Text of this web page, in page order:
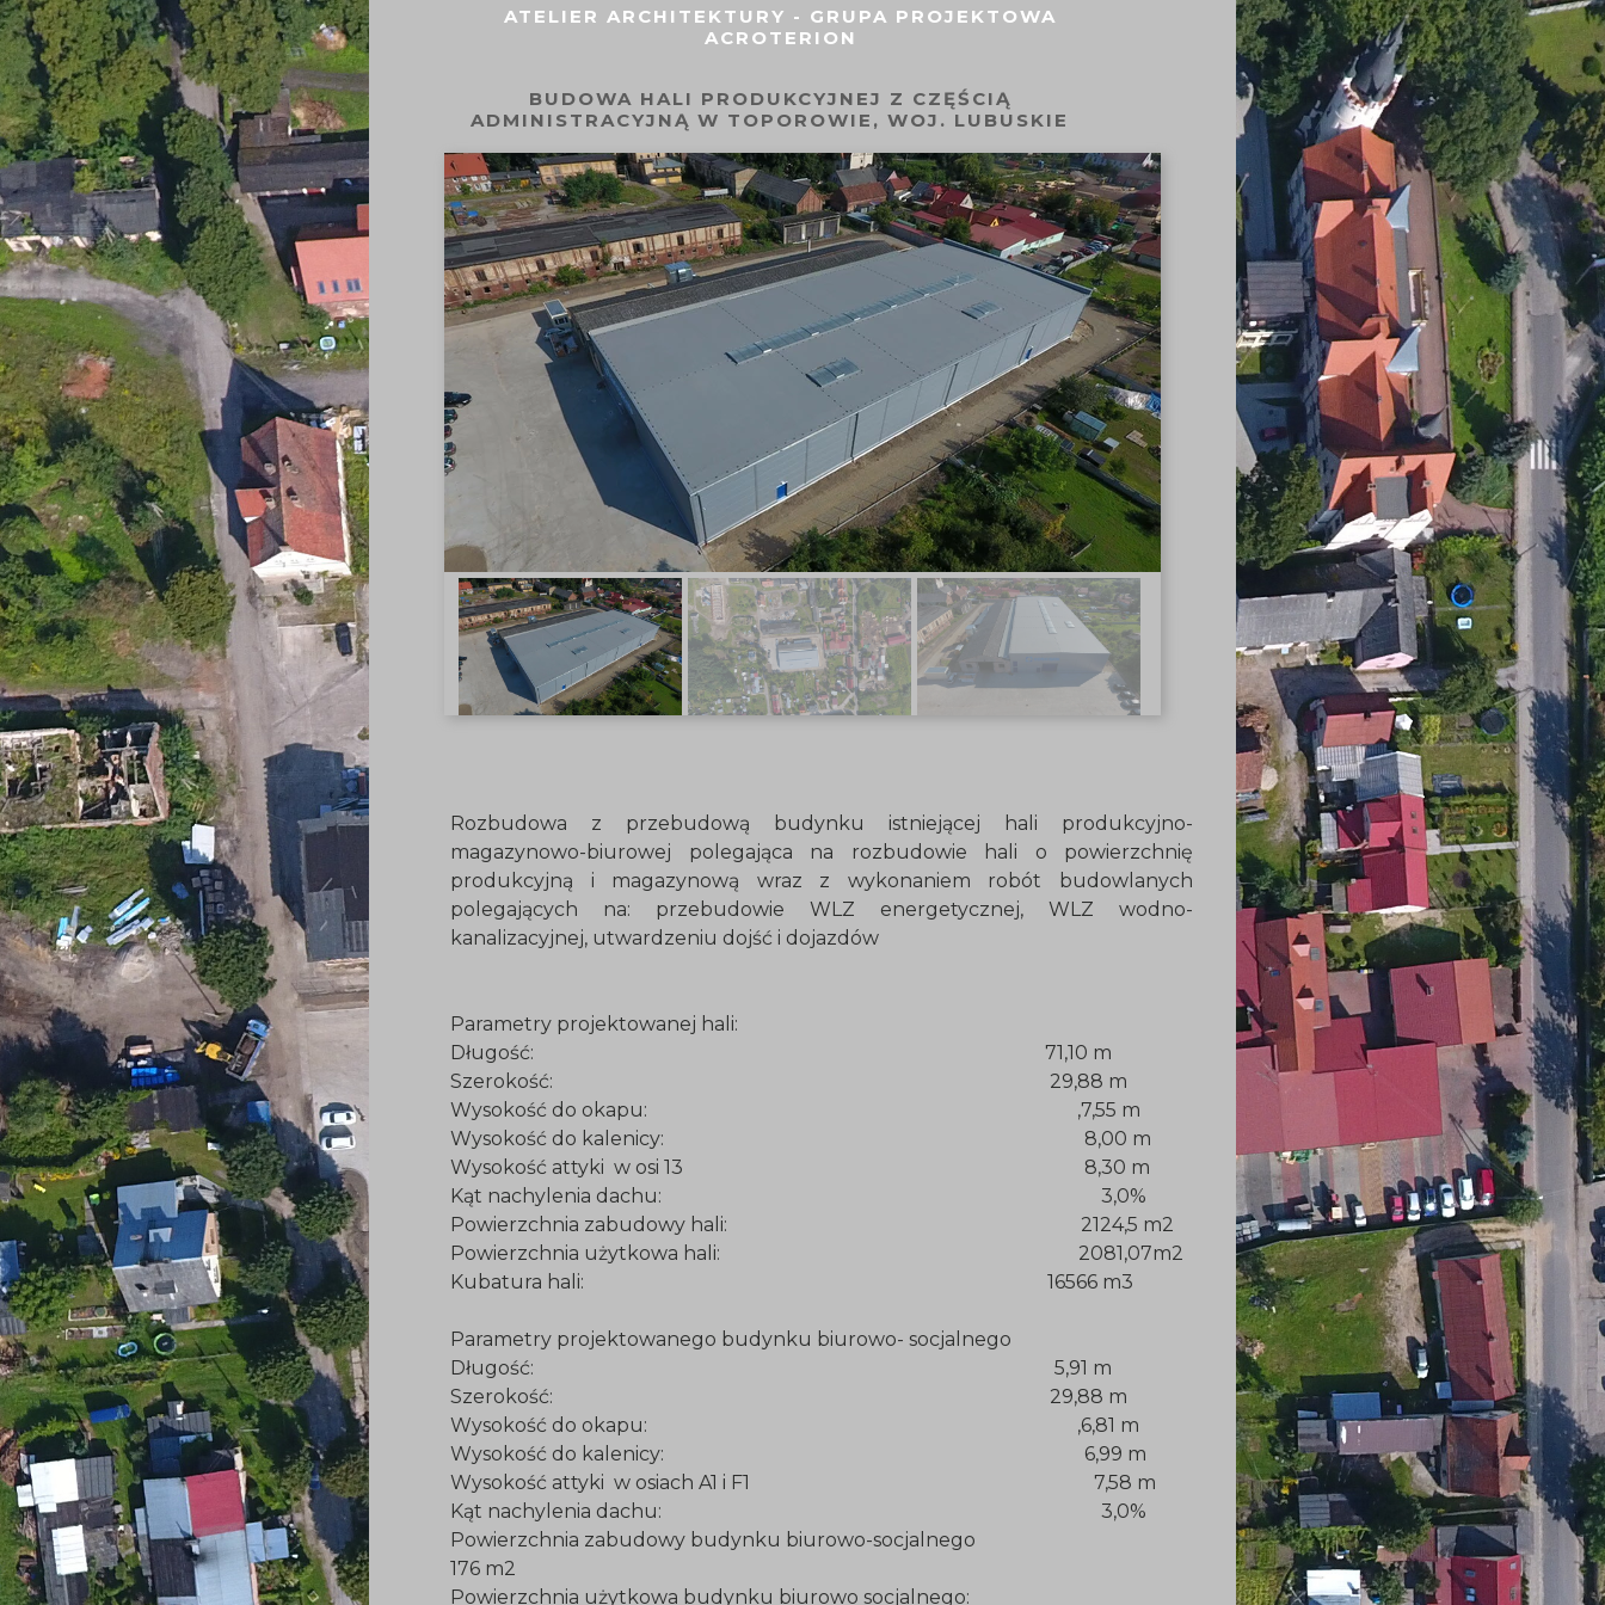
Rozbudowa z przebudową budynku istniejącej hali produkcyjno-
magazynowo-biurowej polegająca na rozbudowie hali o powierzchnię
produkcyjną i magazynową wraz z wykonaniem robót budowlanych
polegających na: przebudowie WLZ energetycznej, WLZ wodno-
kanalizacyjnej, utwardzeniu dojść i dojazdów
Parametry projektowanej hali:
Długość: 71,10 m
Szerokość: 29,88 m
Wysokość do okapu: ,7,55 m
Wysokość do kalenicy: 8,00 m
Wysokość attyki w osi 13 8,30 m
Kąt nachylenia dachu: 3,0%
Powierzchnia zabudowy hali: 2124,5 m2
Powierzchnia użytkowa hali: 2081,07m2
Kubatura hali: 16566 m3
Parametry projektowanego budynku biurowo- socjalnego
Długość: 5,91 m
Szerokość: 29,88 m
Wysokość do okapu: ,6,81 m
Wysokość do kalenicy: 6,99 m
Wysokość attyki w osiach A1 i F1 7,58 m
Kąt nachylenia dachu: 3,0%
Powierzchnia zabudowy budynku biurowo-socjalnego
176 m2
Powierzchnia użytkowa budynku biurowo socjalnego:
BUDOWA HALI PRODUKCYJNEJ Z CZĘŚCIĄ
ADMINISTRACYJNĄ W TOPOROWIE, WOJ. LUBUSKIE
ATELIER ARCHITEKTURY - GRUPA PROJEKTOWA
ACROTERION